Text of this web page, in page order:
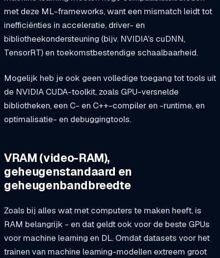
met deze ML-frameworks, want een mismatch leidt tot
inefficiënties in acceleratie, driver- en
bibliotheekondersteuning (bijv. NVIDIA's cuDNN,
TensorRT) en toekomstbestendige schaalbaarheid.
Mogelijk heb je ook geen volledige toegang tot tools uit
de NVIDIA CUDA-toolkit, zoals GPU-versnelde
bibliotheken, een C- en C++-compiler en -runtime, en
optimalisatie- en debuggingtools.
VRAM (video-RAM),
geheugenstandaard en
geheugenbandbreedte
Zoals bij alles wat met computers te maken heeft, is
RAM belangrijk - en dat geldt ook voor de beste GPUs
voor machine learning en DL. Omdat datasets voor het
trainen van machine learning-modellen extreem groot